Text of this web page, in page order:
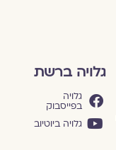
גלויה ברשת
גלויה
בפייסבוק
גלויה ביוטיוב